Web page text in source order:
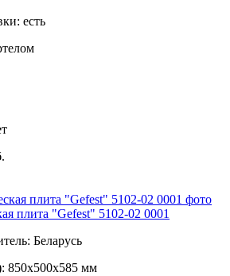
есть
плита "Gefest" 5102-02 0001
Беларусь
850х500х585 мм